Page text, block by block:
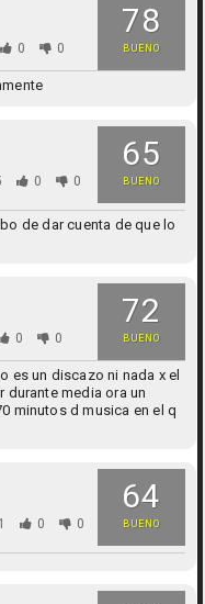
78
BUENO
0 0
65
BUENO
0 0
de dar cuenta de que lo
72
BUENO
0 0
es un discazo ni nada x el
durante media ora un
minutos d musica en el q
64
BUENO
0 0